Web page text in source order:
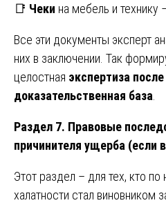
📑 Чеки на мебель и технику
Все эти документы эксперт
них в заключении. Так
целостная экспертиза
доказательственная база
Раздел 7. Правовые
причинителя ущерба (если
Этот раздел – для тех, кто
халатности стал виновником